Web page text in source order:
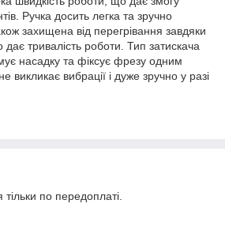
Ручка досить легка та зручно
захищена від перегрівання завдяки
тривалість роботи. Тип затискача
насадку та фіксує фрезу одним
викликає вибрації і дуже зручно у разі
по передоплаті.